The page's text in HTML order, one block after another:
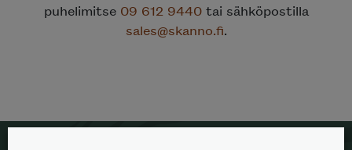
puhelimitse 09 612 9440tai sähköpostilla
sales@skanno.fi.